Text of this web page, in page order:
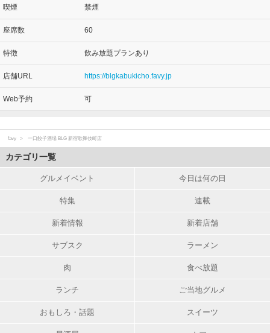
喫煙 禁煙
座席数 60
特徴 飲み放題プランあり
店舗URL https://blgkabukicho.favy.jp
Web予約 可
favy 一口餃子酒場 BLG 新宿歌舞伎町店
カテゴリ一覧
グルメイベント 今日は何の日
特集 連載
新着情報 新着店舗
サブスク ラーメン
肉 食べ放題
ランチ ご当地グルメ
おもしろ・話題 スイーツ